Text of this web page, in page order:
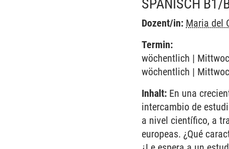
SPANISCH B1/
Dozent/in: Maria del
Termin:
wöchentlich |
wöchentlich |
Inhalt: En una
intercambio de
a nivel científico, a
europeas. ¿Qué